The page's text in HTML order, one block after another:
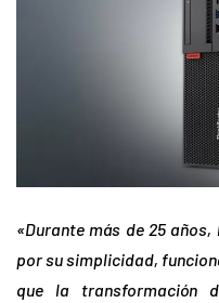
«Durante más de 25
por su simplicidad,
que la transformación